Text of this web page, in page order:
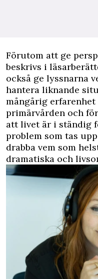
Förutom att ge
beskrivs i
också ge lyssnarna
hantera liknande
mångårig
primärvården och
att livet är i ständig
problem som tas
drabba vem som
dramatiska och